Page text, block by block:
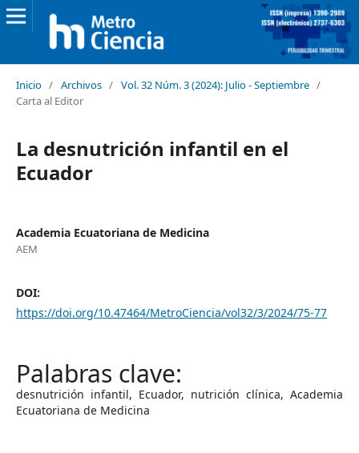
Inicio / Archivos / Vol. 32 Núm. 3 (2024): Julio - Septiembre /
Carta al Editor
La desnutrición infantil en el
Ecuador
Academia Ecuatoriana de Medicina
AEM
DOI:
https://doi.org/10.47464/MetroCiencia/vol32/3/2024/75-77
desnutrición infantil, Ecuador, nutrición clínica, Academia
Ecuatoriana de Medicina